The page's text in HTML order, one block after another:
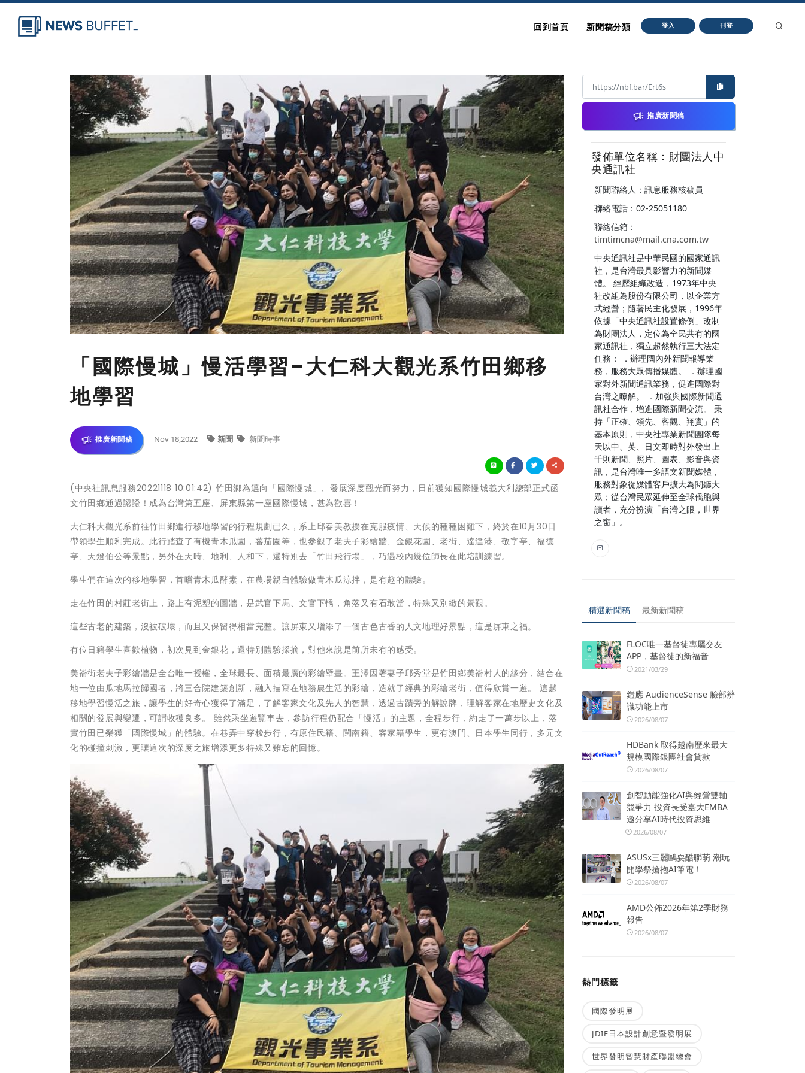
回到首頁 新聞稿分類 登入 刊登
「國際慢城」慢活學習–大仁科大觀光系竹田鄉移
地學習
推廣新聞稿 Nov 18,2022 新聞 新聞時事
(中央社訊息服務20221118 10:01:42) 竹田鄉為邁向「國際慢城」、發展深度觀光而努力，日前獲知國際慢城義大利總部正式函
文竹田鄉通過認證！成為台灣第五座、屏東縣第一座國際慢城，甚為歡喜！
大仁科大觀光系前往竹田鄉進行移地學習的行程規劃已久，系上邱春美教授在克服疫情、天候的種種困難下，終於在10月30日
帶領學生順利完成。此行踏查了有機青木瓜園，蕃茄園等，也參觀了老夫子彩繪牆、金銀花園、老街、達達港、敬字亭、福德
亭、天燈伯公等景點，另外在天時、地利、人和下，還特別去「竹田飛行場」，巧遇校內幾位師長在此培訓練習。
學生們在這次的移地學習，首嚐青木瓜酵素，在農場親自體驗做青木瓜涼拌，是有趣的體驗。
走在竹田的村莊老街上，路上有泥塑的圖牆，是武官下馬、文官下轎，角落又有石敢當，特殊又別緻的景觀。
這些古老的建築，沒被破壞，而且又保留得相當完整。讓屏東又增添了一個古色古香的人文地理好景點，這是屏東之福。
有位日籍學生喜歡植物，初次見到金銀花，還特別體驗採摘，對他來說是前所未有的感受。
美崙街老夫子彩繪牆是全台唯一授權，全球最長、面積最廣的彩繪壁畫。王澤因著妻子邱秀堂是竹田鄉美崙村人的緣分，結合在
地一位由瓜地馬拉歸國者，將三合院建築創新，融入描寫在地務農生活的彩繪，造就了經典的彩繪老街，值得欣賞一遊。 這趟
移地學習慢活之旅，讓學生的好奇心獲得了滿足，了解客家文化及先人的智慧，透過古蹟旁的解說牌，理解客家在地歷史文化及
相關的發展與變遷，可謂收穫良多。 雖然乘坐遊覽車去，參訪行程仍配合「慢活」的主題，全程步行，約走了一萬步以上，落
實竹田已榮獲「國際慢城」的體驗。在巷弄中穿梭步行，有原住民籍、閩南籍、客家籍學生，更有澳門、日本學生同行，多元文
化的碰撞刺激，更讓這次的深度之旅增添更多特殊又難忘的回憶。
推廣新聞稿
發佈單位名稱：財團法人中
央通訊社
新聞聯絡人：訊息服務核稿員
聯絡電話：02-25051180
聯絡信箱：
timtimcna@mail.cna.com.tw
中央通訊社是中華民國的國家通訊
社，是台灣最具影響力的新聞媒
體。 經歷組織改造，1973年中央
社改組為股份有限公司，以企業方
式經營；隨著民主化發展，1996年
依據「中央通訊社設置條例」改制
為財團法人，定位為全民共有的國
家通訊社，獨立超然執行三大法定
任務： ．辦理國內外新聞報導業
務，服務大眾傳播媒體。 ．辦理國
家對外新聞通訊業務，促進國際對
台灣之瞭解。 ．加強與國際新聞通
訊社合作，增進國際新聞交流。 秉
持「正確、領先、客觀、翔實」的
基本原則，中央社專業新聞團隊每
天以中、英、日文即時對外發出上
千則新聞、照片、圖表、影音與資
訊，是台灣唯一多語文新聞媒體，
服務對象從媒體客戶擴大為閱聽大
眾；從台灣民眾延伸至全球僑胞與
讀者，充分扮演「台灣之眼，世界
之窗」。
精選新聞稿 最新新聞稿
FLOC唯一基督徒專屬交友
APP，基督徒的新福音
2021/03/29
鎧應 AudienceSense 臉部辨
識功能上市
2026/08/07
HDBank 取得越南歷來最大
規模國際銀團社會貸款
2026/08/07
創智動能強化AI與經營雙軸
競爭力 投資長受臺大EMBA
邀分享AI時代投資思維
2026/08/07
ASUSx三麗鷗耍酷聯萌 潮玩
開學祭搶抱AI筆電！
2026/08/07
AMD公佈2026年第2季財務
報告
2026/08/07
熱門標籤
國際發明展
JDIE日本設計創意暨發明展
世界發明智慧財產聯盟總會